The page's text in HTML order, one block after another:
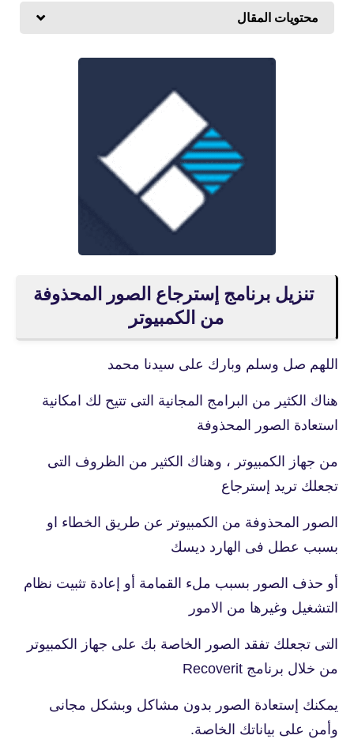
محتويات المقال
تنزيل برنامج إسترجاع الصور المحذوفة
من الكمبيوتر
اللهم صل وسلم وبارك على سيدنا محمد
هناك الكثير من البرامج المجانية التى تتيح لك امكانية
استعادة الصور المحذوفة
من جهاز الكمبيوتر ، وهناك الكثير من الظروف التى
تجعلك تريد إسترجاع
الصور المحذوفة من الكمبيوتر عن طريق الخطاء او
بسبب عطل فى الهارد ديسك
أو حذف الصور بسبب ملء القمامة أو إعادة تثبيت نظام
التشغيل وغيرها من الامور
التى تجعلك تفقد الصور الخاصة بك على جهاز الكمبيوتر
من خلال برنامج Recoverit
يمكنك إستعادة الصور بدون مشاكل وبشكل مجانى
وأمن على بياناتك الخاصة.